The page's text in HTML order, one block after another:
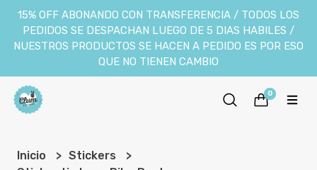
15% OFF ABONANDO CON TRANSFERENCIA / TODOS LOS
PEDIDOS SE DESPACHAN LUEGO DE 5 DIAS HABILES /
NUESTROS PRODUCTOS SE HACEN A PEDIDO ES POR ESO
QUE NO TIENEN CAMBIO
0
Inicio
Stickers